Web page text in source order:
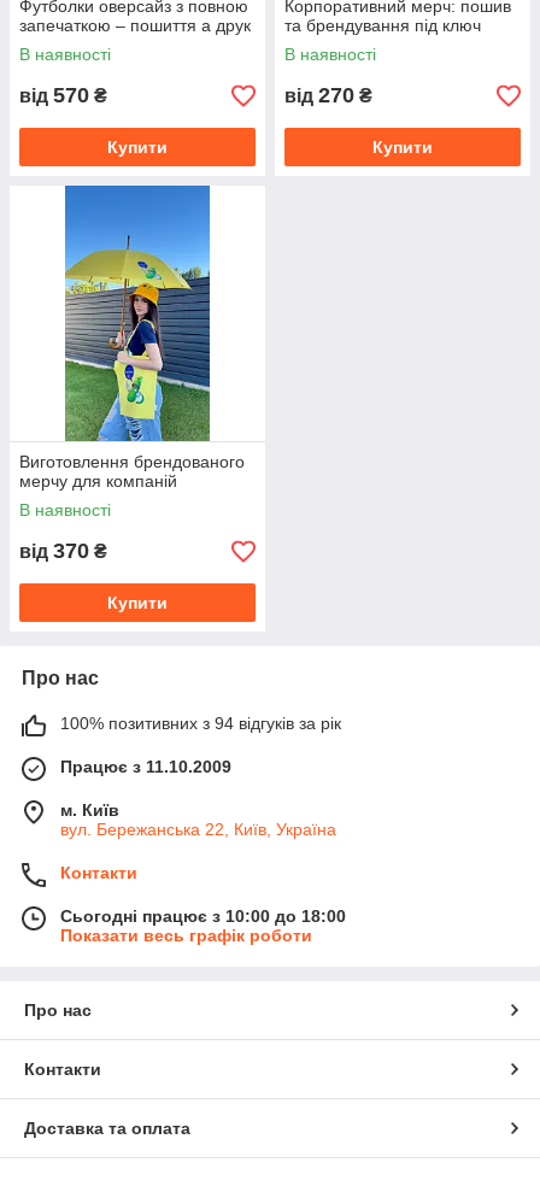
Футболки оверсайз з повною
запечаткою – пошиття а друк
В наявності
від 570 ₴
Купити
Корпоративний мерч: пошив
та брендування під ключ
В наявності
від 270 ₴
Купити
Виготовлення брендованого
мерчу для компаній
В наявності
від 370 ₴
Купити
Про нас
100% позитивних з 94 відгуків за рік
Працює з 11.10.2009
м. Київ
вул. Бережанська 22, Київ, Україна
Контакти
Сьогодні працює з 10:00 до 18:00
Показати весь графік роботи
Про нас
Контакти
Доставка та оплата